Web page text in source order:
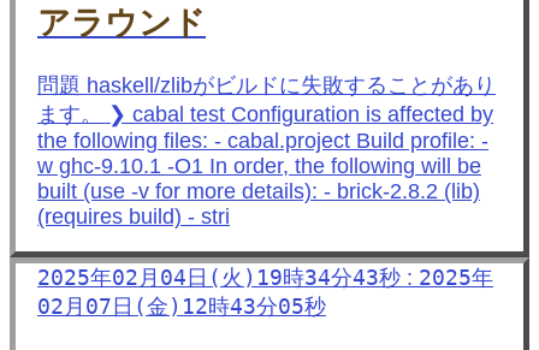
アラウンド
問題 haskell/zlibがビルドに失敗することがあり
ます。 ❯ cabal test Configuration is affected by
the following files: - cabal.project Build profile: -
w ghc-9.10.1 -O1 In order, the following will be
built (use -v for more details): - brick-2.8.2 (lib)
(requires build) - stri
2025年02月04日(火)19時34分43秒 : 2025年
02月07日(金)12時43分05秒